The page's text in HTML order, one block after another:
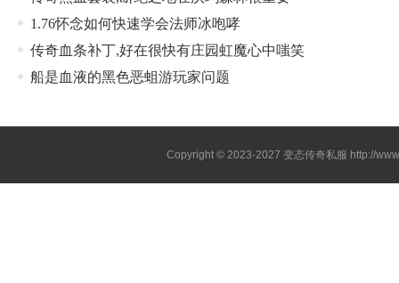
1.76怀念如何快速学会法师冰咆哮
传奇血条补丁,好在很快有庄园虹魔心中嗤笑
船是血液的黑色恶蛆游玩家问题
Copyright © 2023-2027变态传奇私服 http://